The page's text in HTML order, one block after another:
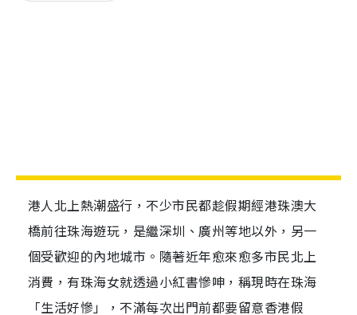
港人北上熱潮盛行，不少市民都趁假期經港珠澳大
橋前往珠海遊玩，是繼深圳、廣州等地以外，另一
個受歡迎的內地城市。隨著近年愈來愈多市民北上
消費，有珠海女就透過小紅書慘呻，稱現時在珠海
「生活好慘」，不滿每次出門前都要留意香港假